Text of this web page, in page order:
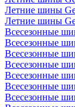
Летние шины
Летние шины
Всесезонные
Всесезонные
Всесезонные
Всесезонные
Всесезонные
Всесезонные
Всесезонные